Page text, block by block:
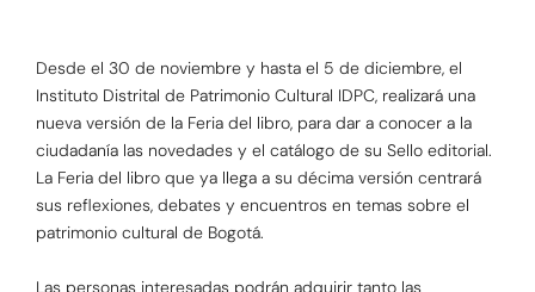
Desde el 30 de noviembre y hasta el 5 de diciembre, el
Instituto Distrital de Patrimonio Cultural IDPC, realizará una
nueva versión de la Feria del libro, para dar a conocer a la
ciudadanía las novedades y el catálogo de su Sello editorial.
La Feria del libro que ya llega a su décima versión centrará
sus reflexiones, debates y encuentros en temas sobre el
patrimonio cultural de Bogotá.
Las personas interesadas podrán adquirir tanto las